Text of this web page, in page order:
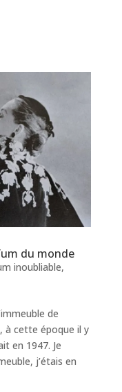
du monde
inoubliable,
de
à cette époque il y
en 1947. Je
j’étais en